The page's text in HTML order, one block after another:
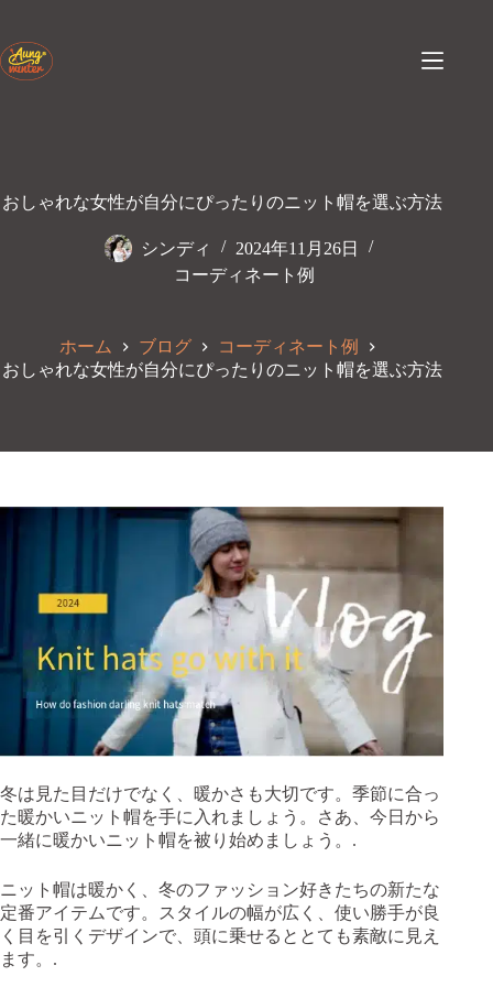
テ
ン
ッ
プ
おしゃれな女性が自分にぴったりのニット帽を選ぶ方法
シンディ
2024年11月26日
コーディネート例
ホーム ブログ
コーディネート例
おしゃれな女性が自分にぴったりのニット帽を選ぶ方法
冬は見た目だけでなく、暖かさも大切です。季節に合っ
た暖かいニット帽を手に入れましょう。さあ、今日から
一緒に暖かいニット帽を被り始めましょう。.
ニット帽は暖かく、冬のファッション好きたちの新たな
定番アイテムです。スタイルの幅が広く、使い勝手が良
く目を引くデザインで、頭に乗せるととても素敵に見え
ます。.